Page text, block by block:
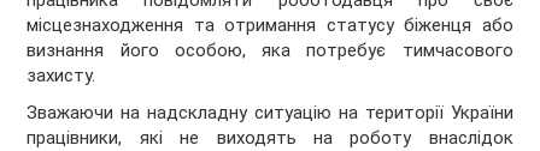
місцезнаходження та отримання статусу біженця або
визнання його особою, яка потребує тимчасового
захисту.
Зважаючи на надскладну ситуацію на території України
працівники, які не виходять на роботу внаслідок